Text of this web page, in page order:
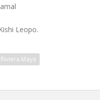
Leopo.
Riviera Maya